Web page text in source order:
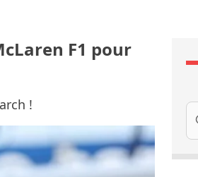
F1 pour
!